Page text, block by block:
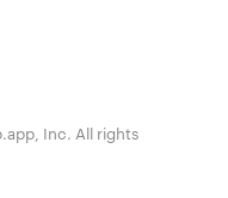
Inc. All rights